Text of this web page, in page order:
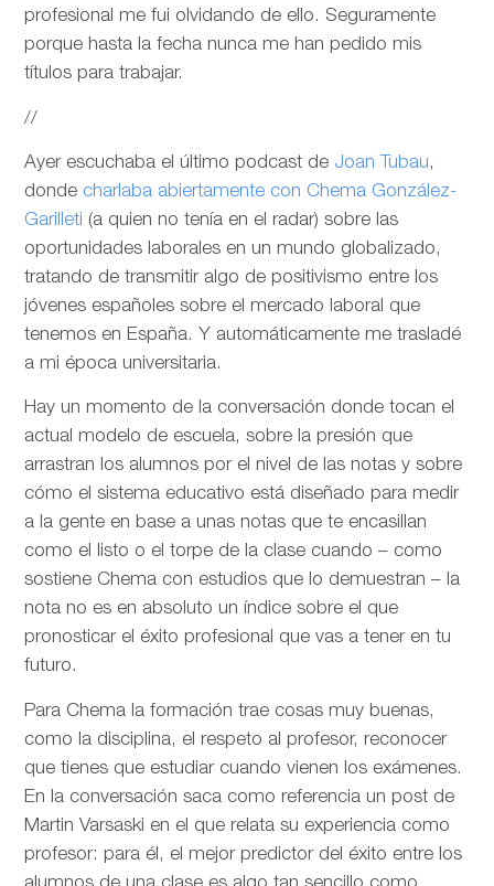
profesional me fui olvidando de ello. Seguramente
porque hasta la fecha nunca me han pedido mis
títulos para trabajar.
//
Ayer escuchaba el último podcast de Joan Tubau,
donde charlaba abiertamente con Chema González-
Garilleti (a quien no tenía en el radar) sobre las
oportunidades laborales en un mundo globalizado,
tratando de transmitir algo de positivismo entre los
jóvenes españoles sobre el mercado laboral que
tenemos en España. Y automáticamente me trasladé
a mi época universitaria.
Hay un momento de la conversación donde tocan el
actual modelo de escuela, sobre la presión que
arrastran los alumnos por el nivel de las notas y sobre
cómo el sistema educativo está diseñado para medir
a la gente en base a unas notas que te encasillan
como el listo o el torpe de la clase cuando – como
sostiene Chema con estudios que lo demuestran – la
nota no es en absoluto un índice sobre el que
pronosticar el éxito profesional que vas a tener en tu
futuro.
Para Chema la formación trae cosas muy buenas,
como la disciplina, el respeto al profesor, reconocer
que tienes que estudiar cuando vienen los exámenes.
En la conversación saca como referencia un post de
Martin Varsaski en el que relata su experiencia como
profesor: para él, el mejor predictor del éxito entre los